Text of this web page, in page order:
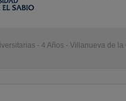
- 4 Años - Villanueva de la